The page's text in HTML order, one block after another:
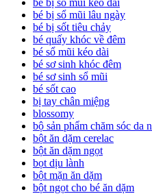
bé bị sổ mũi lâu ngày
bé bị sốt tiêu chảy
bé quấy khóc về đêm
bé sổ mũi kéo dài
bé sơ sinh khóc đêm
bé sơ sinh sổ mũi
bé sốt cao
bị tay chân miệng
blossomy
bộ sản phẩm chăm sóc da
bột ăn dặm cerelac
bột ăn dặm ngọt
bọt dịu lành
bột mặn ăn dặm
bột ngọt cho bé ăn dặm